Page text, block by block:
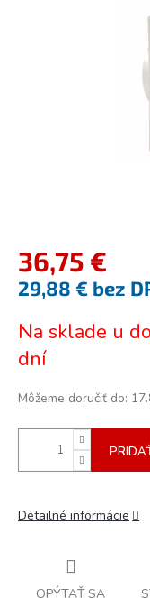
36,75 €
29,88 € bez
cena:
Na sklade u
dní
Môžeme doručiť do:
Detailné informácie
OPÝTAŤ SA